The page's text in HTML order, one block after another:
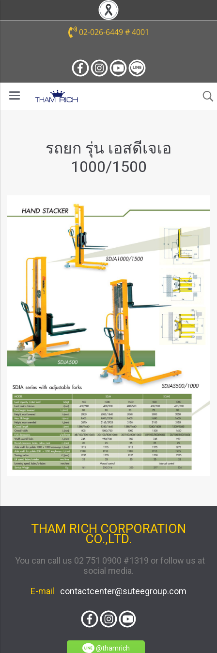
02-026-6449 # 4001
รถยก รุ่น เอสดีเจเอ
1000/1500
THAM RICH CORPORATION
CO.,LTD.
You can call us 02 751 0900 #1319 or follow us at
social media.
E-mail contactcenter@suteegroup.com
@thamrich